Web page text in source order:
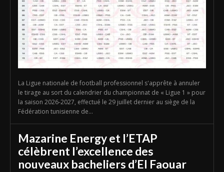
La Ligue nationale de football professionnel s'apprête à annuler
le tirage au sort du calendrier du championnat de « Ligue 1 » pour
la saison 2026-2027, effectué le 29 juillet dernier au siège de la
Fédération tunisienne de...
Mazarine Energy et l’ETAP
célèbrent l’excellence des
nouveaux bacheliers d’El Faouar